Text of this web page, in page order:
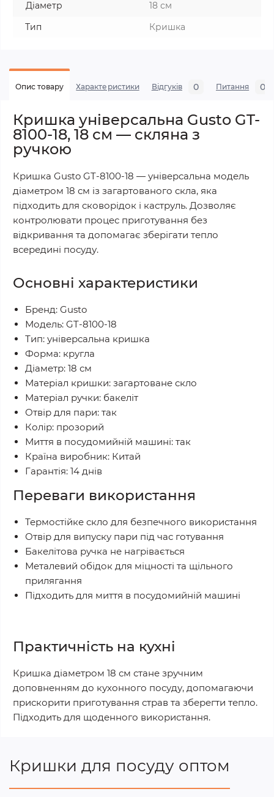
Діаметр
18 см
Тип
Кришка
Опис товару Характеристики Відгуків 0 Питання 0
Кришка універсальна Gusto GT-
8100-18, 18 см — скляна з
ручкою
Кришка Gusto GT-8100-18 — універсальна модель
діаметром 18 см із загартованого скла, яка
підходить для сковорідок і каструль. Дозволяє
контролювати процес приготування без
відкривання та допомагає зберігати тепло
всередині посуду.
Основні характеристики
Бренд: Gusto
Модель: GT-8100-18
Тип: універсальна кришка
Форма: кругла
Діаметр: 18 см
Матеріал кришки: загартоване скло
Матеріал ручки: бакеліт
Отвір для пари: так
Колір: прозорий
Миття в посудомийній машині: так
Країна виробник: Китай
Гарантія: 14 днів
Переваги використання
Термостійке скло для безпечного використання
Отвір для випуску пари під час готування
Бакелітова ручка не нагрівається
Металевий обідок для міцності та щільного
прилягання
Підходить для миття в посудомийній машині
Практичність на кухні
Кришка діаметром 18 см стане зручним
доповненням до кухонного посуду, допомагаючи
прискорити приготування страв та зберегти тепло.
Підходить для щоденного використання.
Кришки для посуду оптом